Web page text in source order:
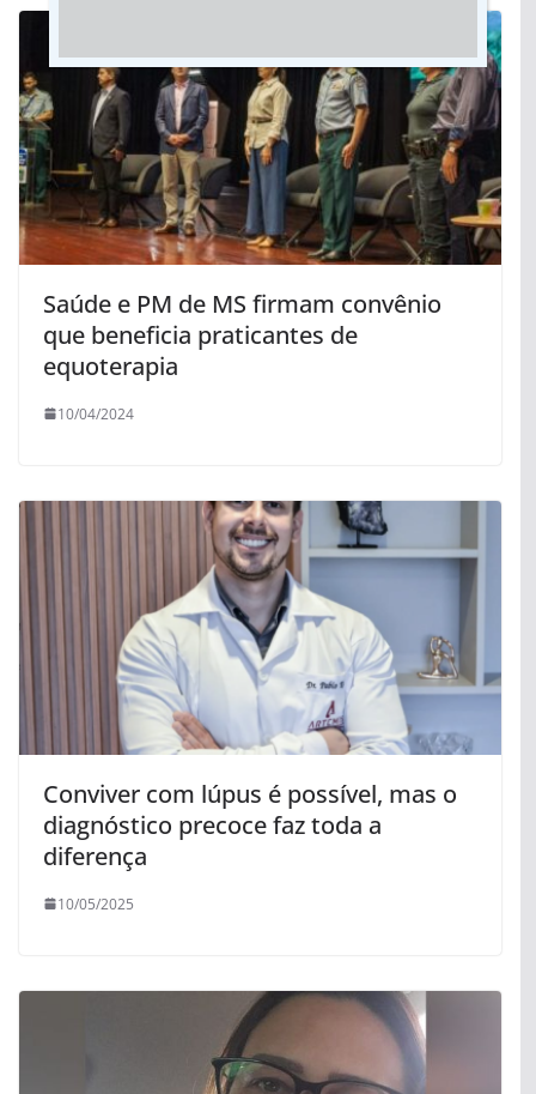
Saúde e PM de MS firmam convênio
que beneficia praticantes de
equoterapia
10/04/2024
Conviver com lúpus é possível, mas o
diagnóstico precoce faz toda a
diferença
10/05/2025